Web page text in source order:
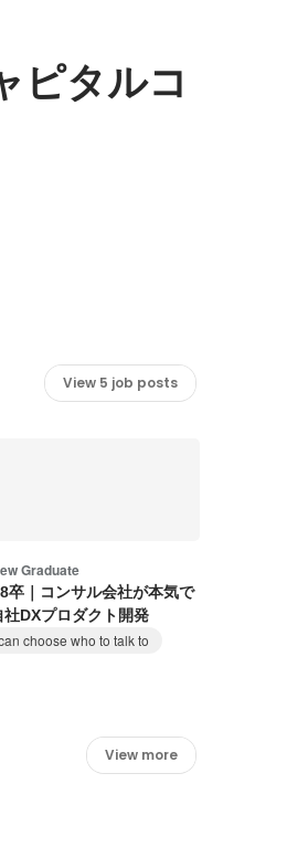
ピタルコ
View 5 job posts
Graduate
卒｜コンサル会社が本気で
社DXプロダクト開発
choose who to talk to
View more